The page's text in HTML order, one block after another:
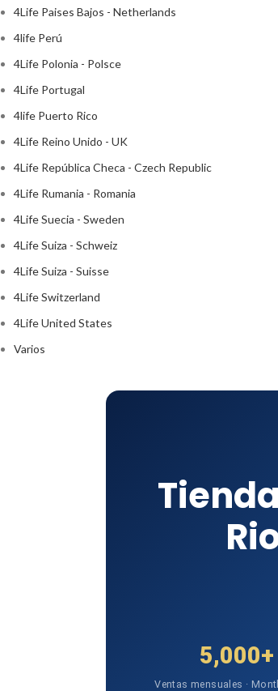
4Life Paises Bajos - Netherlands
4life Perú
4Life Polonia - Polsce
4Life Portugal
4life Puerto Rico
4Life Reino Unido - UK
4Life República Checa - Czech Republic
4Life Rumania - Romania
4Life Suecia - Sweden
4Life Suiza - Schweiz
4Life Suiza - Suisse
4Life Switzerland
4Life United States
Varios
5,000+
Ventas mensuales ·